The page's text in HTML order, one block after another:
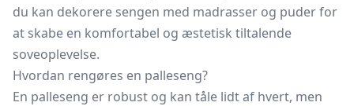
du kan dekorere sengen med madrasser og puder for
at skabe en komfortabel og æstetisk tiltalende
soveoplevelse.
Hvordan rengøres en palleseng?
En palleseng er robust og kan tåle lidt af hvert, men